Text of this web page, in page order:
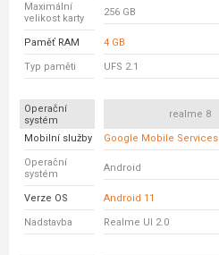
Maximální
velikost karty
256 GB
Paměť RAM 4 GB
Typ paměti UFS 2.1
Operační
systém
realme 8
Mobilní služby Google Mobile Services
Operační
systém
Android
Verze OS Android 11
Nadstavba Realme UI 2.0